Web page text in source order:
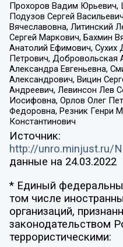
Прохоров Вадим Юрьевич,
Подузов Сергей
Вячеславовна, Литинский
Сергей Маркович, Бахмин
Анатолий Ефимович, Сухих
Петрович, Добровольская
Александра Евгеньевна,
Александрович, Вицин
Андреевич, Левинсон Лев
Иосифовна, Орлов Олег
Федоровна, Резник Генри
Константинович
Источник:
http://unro.minjust.ru/
данные на 24.03.2022
* Единый
том числе
организаций,
законодательством
террористическими: